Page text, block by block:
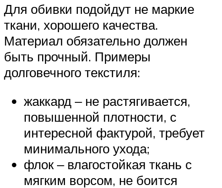
Для обивки подойдут не маркие
ткани, хорошего качества.
Материал обязательно должен
быть прочный. Примеры
долговечного текстиля:
жаккард ‒ не растягивается,
повышенной плотности, с
интересной фактурой, требует
минимального ухода;
флок ‒ влагостойкая ткань с
мягким ворсом, не боится